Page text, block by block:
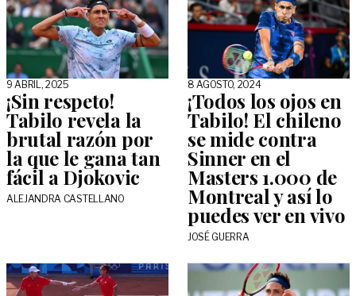
9 ABRIL, 2025
¡Sin respeto!
Tabilo revela la
brutal razón por
la que le gana tan
fácil a Djokovic
ALEJANDRA CASTELLANO
8 AGOSTO, 2024
¡Todos los ojos en
Tabilo! El chileno
se mide contra
Sinner en el
Masters 1.000 de
Montreal y así lo
puedes ver en vivo
JOSÉ GUERRA